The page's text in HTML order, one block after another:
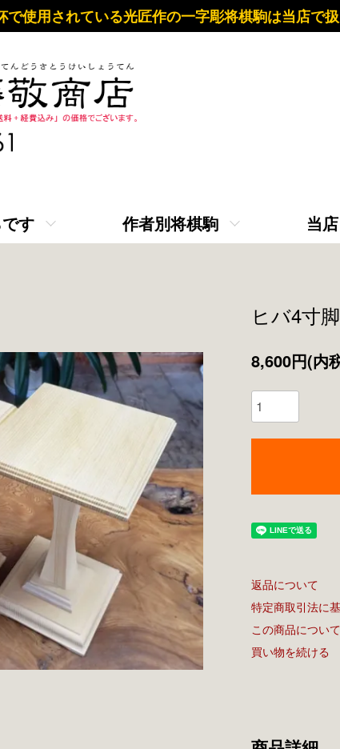
使用されている光匠作の一字彫将棋駒は当店で扱
す 作者別将棋駒 当
ヒバ4寸
8,600円(内
返品について
特定商取引法に
この商品につい
買い物を続ける